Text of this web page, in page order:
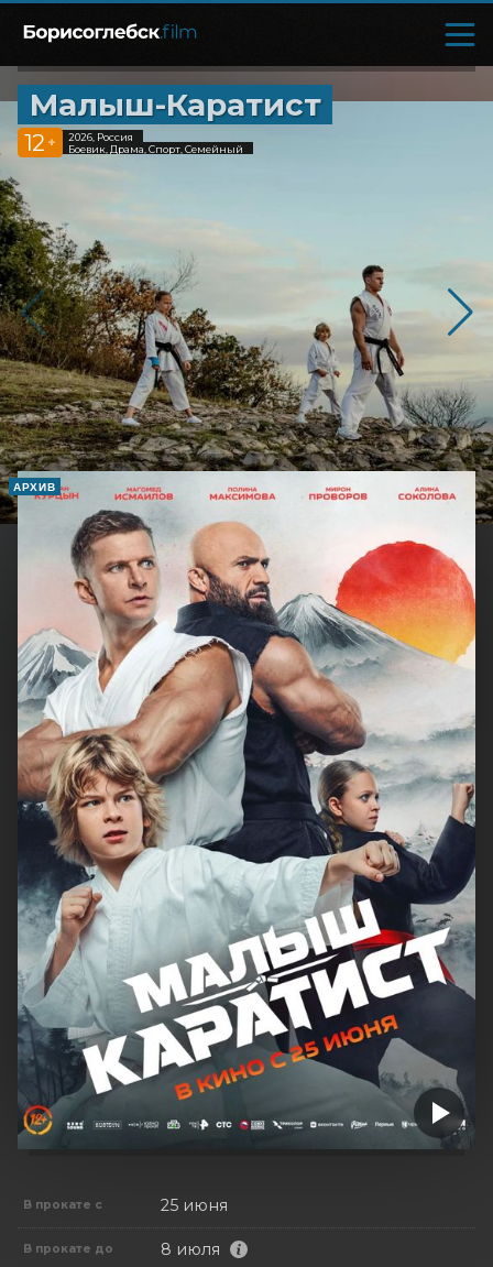
Малыш-Каратист
12 +
2026, Россия
Боевик, Драма, Спорт, Семейный
АРХИВ
В прокате с 25 июня
В прокате до 8 июля